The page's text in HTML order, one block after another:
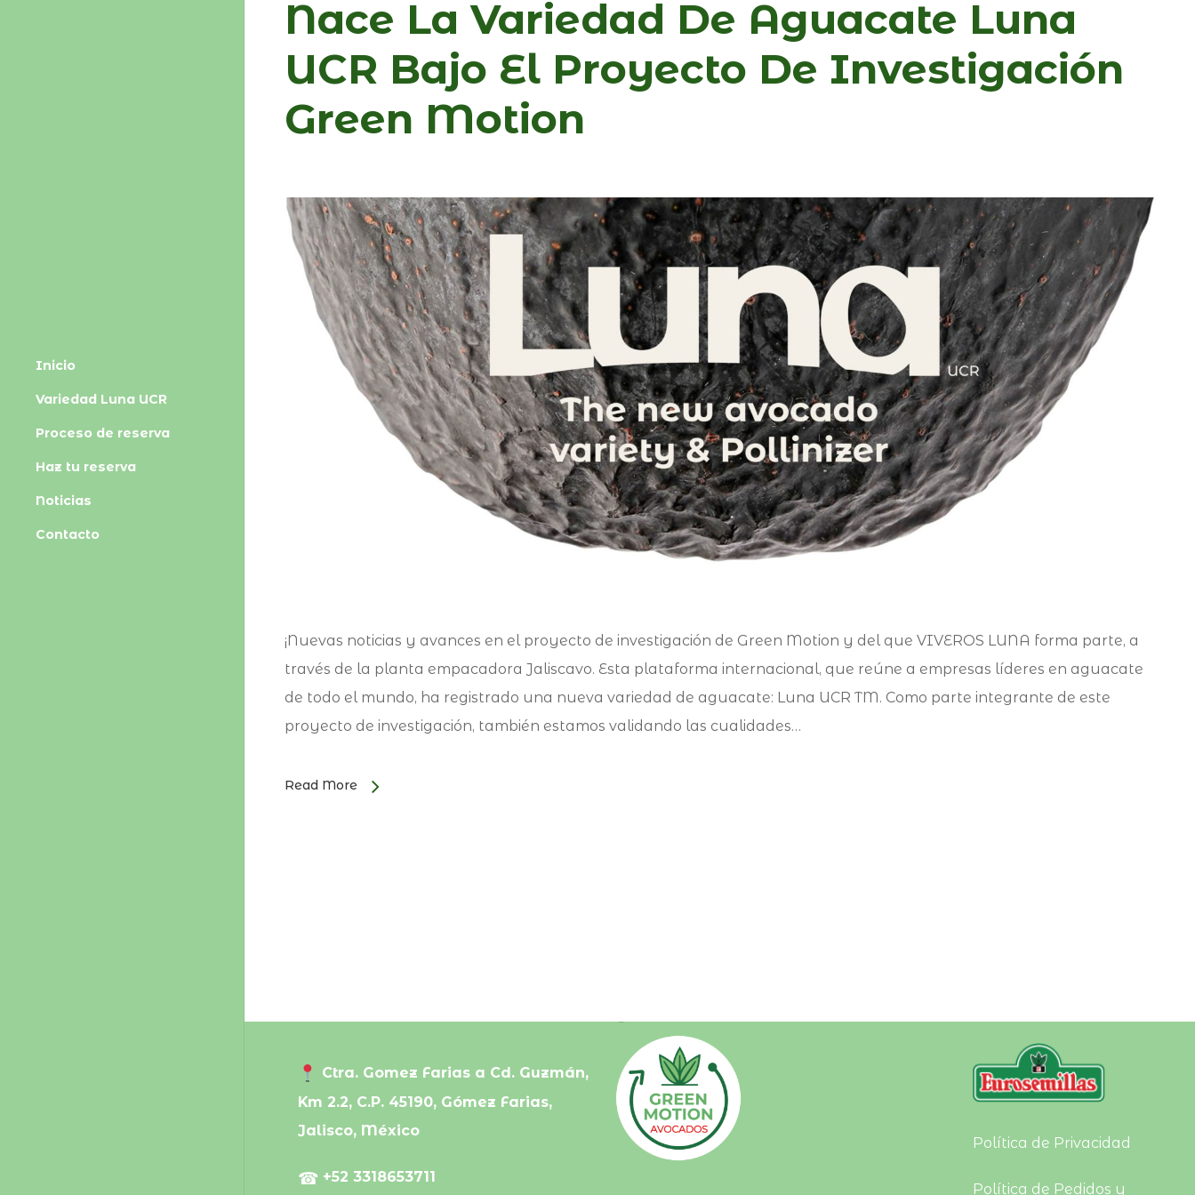
Inicio
Variedad Luna UCR
Proceso de reserva
Haz tu reserva
Noticias
Contacto
Nace La Variedad De Aguacate Luna
UCR Bajo El Proyecto De Investigación
Green Motion
¡Nuevas noticias y avances en el proyecto de investigación de Green Motion y del que VIVEROS LUNA forma parte, a
través de la planta empacadora Jaliscavo. Esta plataforma internacional, que reúne a empresas líderes en aguacate
de todo el mundo, ha registrado una nueva variedad de aguacate: Luna UCR TM. Como parte integrante de este
proyecto de investigación, también estamos validando las cualidades…
Read More
Ctra. Gomez Farias a Cd. Guzmán,
Km 2.2, C.P. 45190, Gómez Farias,
Jalisco, México
☎ +52 3318653711
Política de Privacidad
Política de Pedidos y